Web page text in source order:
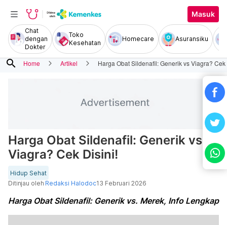
Masuk
Chat
dengan
Dokter
Toko
Kesehatan
Homecare Asuransiku
search Home Artikel Harga Obat Sildenafil: Generik vs Viagra?
Harga Obat Sildenafil: Generik vs
Viagra? Cek Disini!
Hidup Sehat
Ditinjau oleh Redaksi Halodoc13 Februari 2026
Harga Obat Sildenafil: Generik vs. Merek, Info Lengkap